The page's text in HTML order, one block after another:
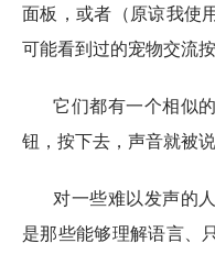
面板，或者（原谅我使
可能看到过的宠物交流按
它们都有一个相似
钮，按下去，声音就被说
对一些难以发声的
是那些能够理解语言、